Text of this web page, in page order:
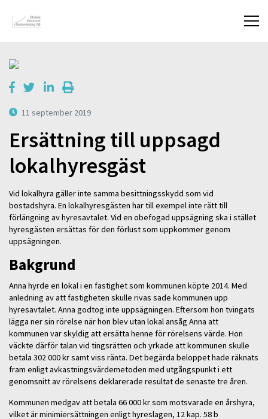
11 september 2019
Ersättning till uppsagd
lokalhyresgäst
Vid lokalhyra gäller inte samma besittningsskydd som vid
bostadshyra. En lokalhyresgästen har till exempel inte rätt till
förlängning av hyresavtalet. Vid en obefogad uppsägning ska i stället
hyresgästen ersättas för den förlust som uppkommer genom
uppsägningen.
Bakgrund
Anna hyrde en lokal i en fastighet som kommunen köpte 2014. Med
anledning av att fastigheten skulle rivas sade kommunen upp
hyresavtalet. Anna godtog inte uppsägningen. Eftersom hon tvingats
lägga ner sin rörelse när hon blev utan lokal ansåg Anna att
kommunen var skyldig att ersätta henne för rörelsens värde. Hon
väckte därför talan vid tingsrätten och yrkade att kommunen skulle
betala 302 000 kr samt viss ränta. Det begärda beloppet hade räknats
fram enligt avkastningsvärdemetoden med utgångspunkt i ett
genomsnitt av rörelsens deklarerade resultat de senaste tre åren.
Kommunen medgav att betala 66 000 kr som motsvarade en årshyra,
vilket är minimiersättningen enligt hyreslagen, 12 kap. 58 b